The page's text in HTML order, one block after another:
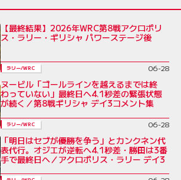
【最終結果】2026年WRC第8戦アクロポリ
ス・ラリー・ギリシャ パワーステージ後
ラリー/WRC 06-28
ヌービル「ゴールラインを越えるまでは終
わっていない」最終日へ4.1秒差の緊張状態
が続く／第8戦ギリシャ デイ3コメント集
ラリー/WRC 06-28
「明日はセブが優勝を争う」とカンクネン代
表代行。オジエが逆転へ4.1秒差・勝田は3番
手で最終日へ／アクロポリス・ラリー デイ3